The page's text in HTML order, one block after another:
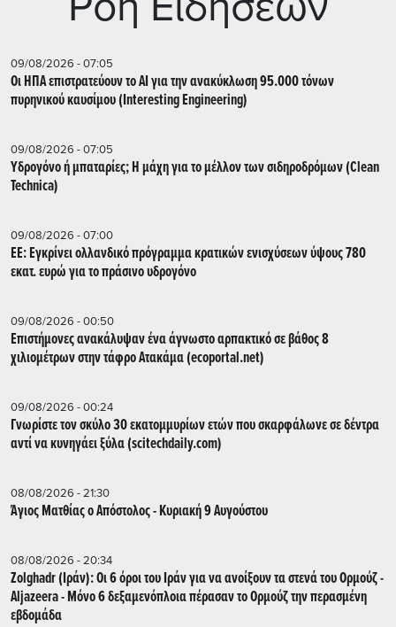
09/08/2026 - 07:05
Οι ΗΠΑ επιστρατεύουν το AI για την ανακύκλωση 95.000 τόνων
πυρηνικού καυσίμου (Interesting Engineering)
09/08/2026 - 07:05
Υδρογόνο ή μπαταρίες; Η μάχη για το μέλλον των σιδηροδρόμων (Clean
Technica)
09/08/2026 - 07:00
ΕΕ: Εγκρίνει ολλανδικό πρόγραμμα κρατικών ενισχύσεων ύψους 780
εκατ. ευρώ για το πράσινο υδρογόνο
09/08/2026 - 00:50
Επιστήμονες ανακάλυψαν ένα άγνωστο αρπακτικό σε βάθος 8
χιλιομέτρων στην τάφρο Ατακάμα (ecoportal.net)
09/08/2026 - 00:24
Γνωρίστε τον σκύλο 30 εκατομμυρίων ετών που σκαρφάλωνε σε δέντρα
αντί να κυνηγάει ξύλα (scitechdaily.com)
08/08/2026 - 21:30
Άγιος Ματθίας ο Απόστολος - Κυριακή 9 Αυγούστου
08/08/2026 - 20:34
Zolghadr (Ιράν): Οι 6 όροι του Ιράν για να ανοίξουν τα στενά του Ορμούζ -
Aljazeera - Mόνο 6 δεξαμενόπλοια πέρασαν το Ορμούζ την περασμένη
εβδομάδα